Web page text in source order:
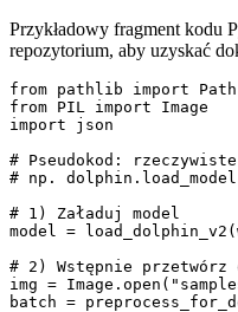
Przykładowy fragment kodu
repozytorium, aby uzyskać
from pathlib import Path
from PIL import Image
import json
# Pseudokod:
# np.
# 1) Załaduj model
model =
# 2) Wstępnie przetwórz
img =
batch =